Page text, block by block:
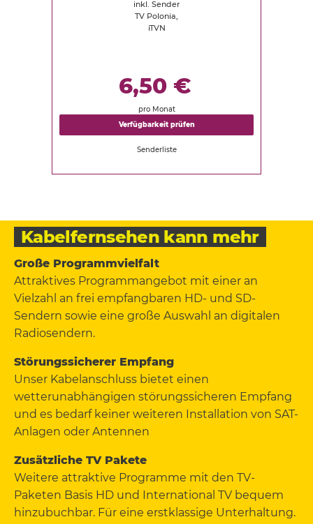
inkl. Sender
TV Polonia,
iTVN
6,50 €
pro Monat
Verfügbarkeit prüfen
Senderliste
Kabelfernsehen kann mehr
Große Programmvielfalt
Attraktives Programmangebot mit einer an
Vielzahl an frei empfangbaren HD- und SD-
Sendern sowie eine große Auswahl an digitalen
Radiosendern.
Störungssicherer Empfang
Unser Kabelanschluss bietet einen
wetterunabhängigen störungssicheren Empfang
und es bedarf keiner weiteren Installation von SAT-
Anlagen oder Antennen
Zusätzliche TV Pakete
Weitere attraktive Programme mit den TV-
Paketen Basis HD und International TV bequem
hinzubuchbar. Für eine erstklassige Unterhaltung.